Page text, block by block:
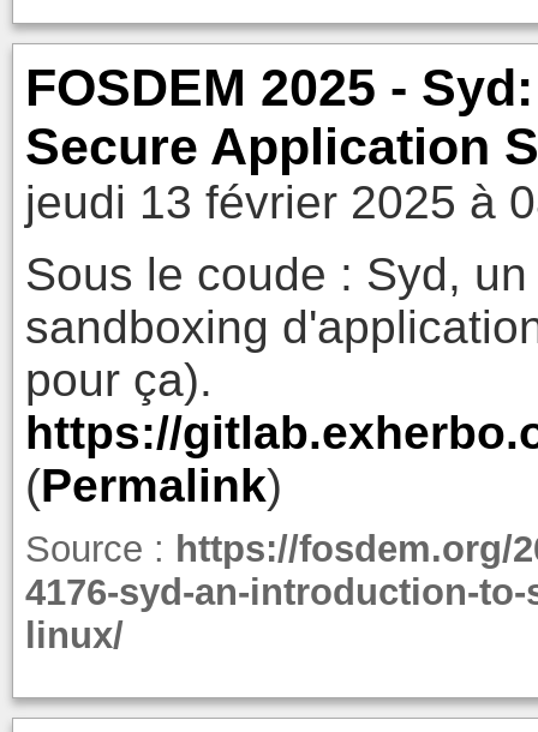
FOSDEM 2025 -
Secure Application
jeudi 13 février 2025 à
Sous le coude : Syd,
sandboxing
pour ça).
https://
(Permalink)
Source : https://fosdem.org/
4176-syd-an-introduction-
linux/